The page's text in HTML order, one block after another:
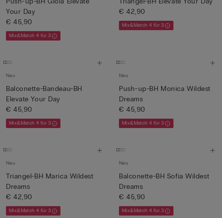
Your Day
€ 45,90
Mix&Match 4 für 3
€ 42,90
Mix&Match 4 für 3
Neu
Balconette-Bandeau-BH
Elevate Your Day
€ 45,90
Mix&Match 4 für 3
Neu
Push-up-BH Monica Wildest
Dreams
€ 45,90
Mix&Match 4 für 3
Neu
Triangel-BH Marica Wildest
Dreams
€ 42,90
Mix&Match 4 für 3
Neu
Balconette-BH Sofia Wildest
Dreams
€ 45,90
Mix&Match 4 für 3